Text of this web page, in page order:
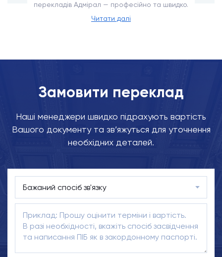
перекладів Адмірал — професійно та швидко.
Читати далі
Замовити переклад
Наші менеджери швидко підрахують вартість
Вашого документу та зв’яжуться для уточнення
необхідних деталей.